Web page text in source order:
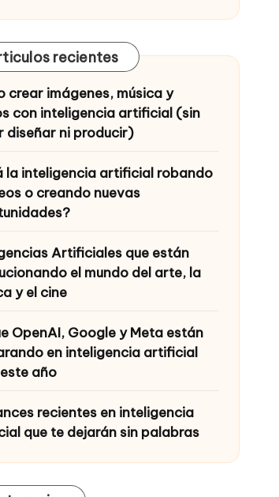
recientes
crear imágenes, música y
con inteligencia artificial (sin
diseñar ni producir)
la inteligencia artificial robando
o creando nuevas
Artificiales que están
el mundo del arte, la
y el cine
OpenAI, Google y Meta están
en inteligencia artificial
año
recientes en inteligencia
que te dejarán sin palabras